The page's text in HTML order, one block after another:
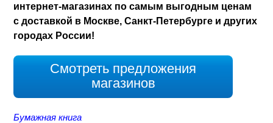
интернет-магазинах по самым выгодным ценам
с доставкой в Москве, Санкт-Петербурге и других
городах России!
Смотреть предложения
магазинов
Бумажная книга